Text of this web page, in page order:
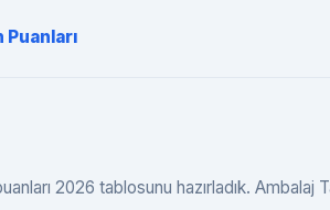
2026 tablosunu hazırladık. Ambalaj